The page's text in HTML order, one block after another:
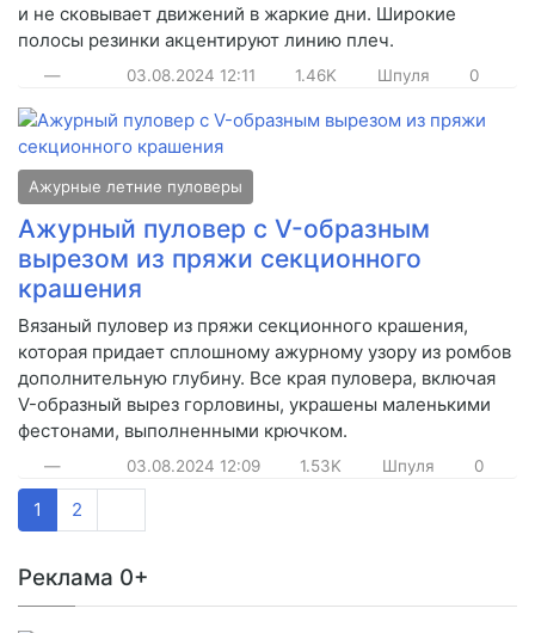
и не сковывает движений в жаркие дни. Широкие
полосы резинки акцентируют линию плеч.
— 03.08.2024 12:11 1.46K Шпуля 0
Ажурные летние пуловеры
Ажурный пуловер с V-образным
вырезом из пряжи секционного
крашения
Вязаный пуловер из пряжи секционного крашения,
которая придает сплошному ажурному узору из ромбов
дополнительную глубину. Все края пуловера, включая
V-образный вырез горловины, украшены маленькими
фестонами, выполненными крючком.
— 03.08.2024 12:09 1.53K Шпуля 0
1 2
Реклама 0+